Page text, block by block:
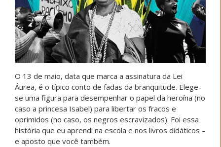
O 13 de maio, data que marca a assinatura da Lei
Áurea, é o típico conto de fadas da branquitude. Elege-
se uma figura para desempenhar o papel da heroína (no
caso a princesa Isabel) para libertar os fracos e
oprimidos (no caso, os negros escravizados). Foi essa
história que eu aprendi na escola e nos livros didáticos –
e aposto que você também.